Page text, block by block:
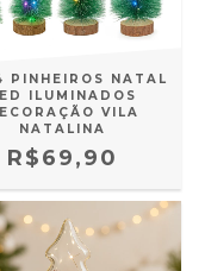
PINHEIROS NATAL
ILUMINADOS
VILA
NATALINA
R$69,90